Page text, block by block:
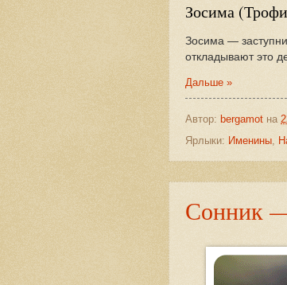
Зосима
Зосима —
откладывают это
Дальше »
Автор: bergamot на
Ярлыки: Именины
Сонник